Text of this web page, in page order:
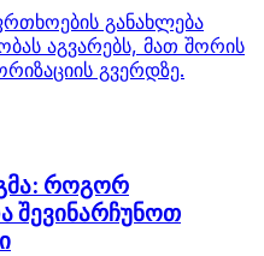
განახლება
აგვარებს, მათ შორის
გვერდზე.
როგორ
შევინარჩუნოთ